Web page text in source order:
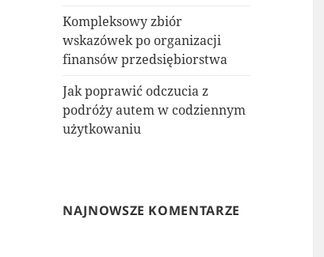
Kompleksowy zbiór
wskazówek po organizacji
finansów przedsiębiorstwa
Jak poprawić odczucia z
podróży autem w codziennym
użytkowaniu
NAJNOWSZE KOMENTARZE